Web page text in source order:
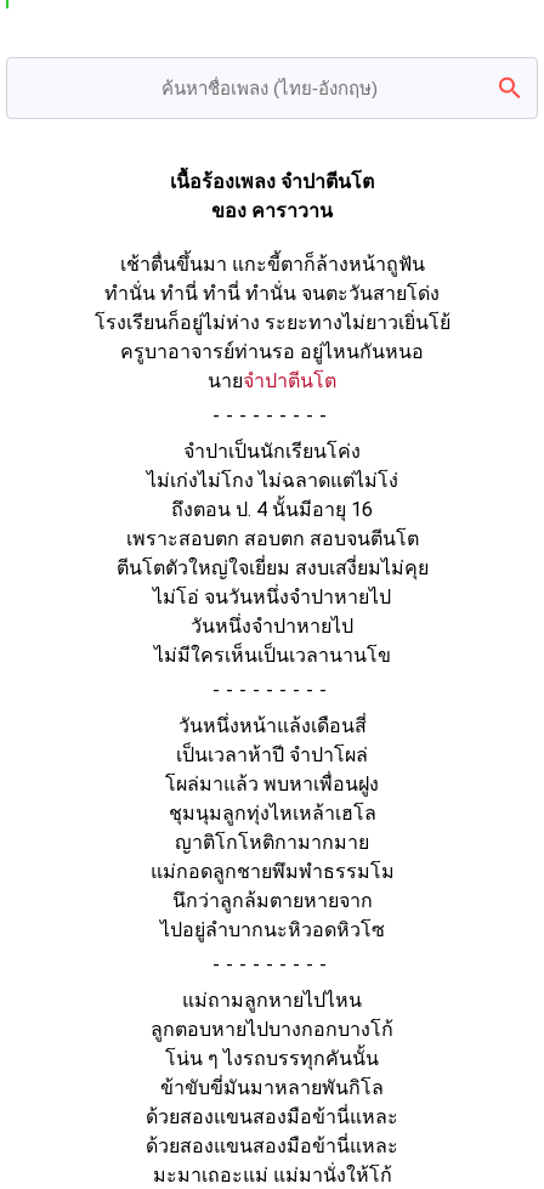
เนื้อร้องเพลง จำปาตีนโต
ของ คาราวาน
เช้าตื่นขึ้นมา แกะขี้ตาก็ล้างหน้าถูฟัน
ทำนั่น ทำนี่ ทำนี่ ทำนั่น จนตะวันสายโด่ง
โรงเรียนก็อยู่ไม่ห่าง ระยะทางไม่ยาวเยิ่นโย้
ครูบาอาจารย์ท่านรอ อยู่ไหนกันหนอ
นายจำปาตีนโต
-
จำปาเป็นนักเรียนโค่ง
ไม่เก่งไม่โกง ไม่ฉลาดแต่ไม่โง่
ถึงตอน ป. 4 นั้นมีอายุ 16
เพราะสอบตก สอบตก สอบจนตีนโต
ตีนโตตัวใหญ่ใจเยี่ยม สงบเสงี่ยมไม่คุย
ไม่โอ่ จนวันหนึ่งจำปาหายไป
วันหนึ่งจำปาหายไป
ไม่มีใครเห็นเป็นเวลานานโข
-
วันหนึ่งหน้าแล้งเดือนสี่
เป็นเวลาห้าปี จำปาโผล่
โผล่มาแล้ว พบหาเพื่อนฝูง
ชุมนุมลูกทุ่งไหเหล้าเฮโล
ญาติโกโหติกามากมาย
แม่กอดลูกชายพึมพำธรรมโม
นึกว่าลูกล้มตายหายจาก
ไปอยู่ลำบากนะหิวอดหิวโซ
-
แม่ถามลูกหายไปไหน
ลูกตอบหายไปบางกอกบางโก้
โน่น ๆ ไงรถบรรทุกคันนั้น
ข้าขับขี่มันมาหลายพันกิโล
ด้วยสองแขนสองมือข้านี่แหละ
ด้วยสองแขนสองมือข้านี่แหละ
มะมาเถอะแม่ แม่มานั่งให้โก้